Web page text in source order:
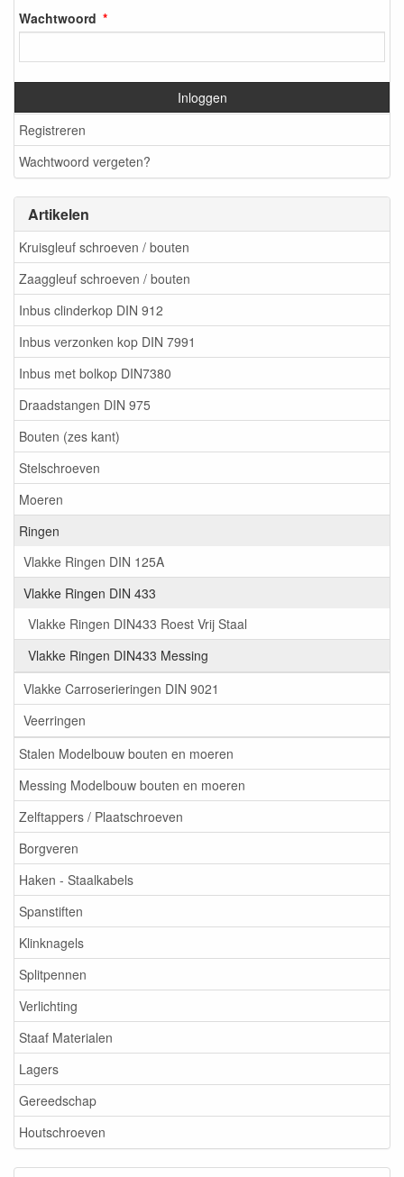
Wachtwoord
Inloggen
Registreren
Wachtwoord vergeten?
Artikelen
Kruisgleuf schroeven / bouten
Zaaggleuf schroeven / bouten
Inbus clinderkop DIN 912
Inbus verzonken kop DIN 7991
Inbus met bolkop DIN7380
Draadstangen DIN 975
Bouten (zes kant)
Stelschroeven
Moeren
Ringen
Vlakke Ringen DIN 125A
Vlakke Ringen DIN 433
Vlakke Ringen DIN433 Roest Vrij Staal
Vlakke Ringen DIN433 Messing
Vlakke Carroserieringen DIN 9021
Veerringen
Stalen Modelbouw bouten en moeren
Messing Modelbouw bouten en moeren
Zelftappers / Plaatschroeven
Borgveren
Haken - Staalkabels
Spanstiften
Klinknagels
Splitpennen
Verlichting
Staaf Materialen
Lagers
Gereedschap
Houtschroeven